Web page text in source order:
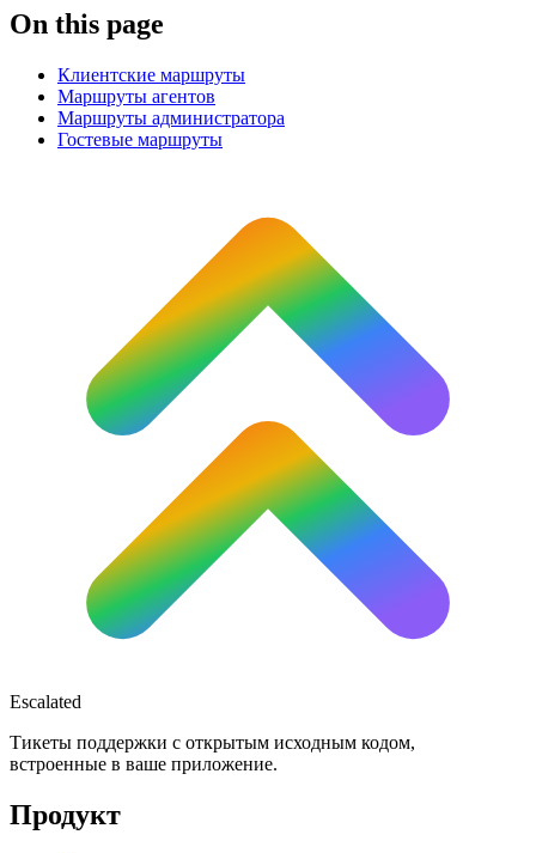
On this page
Клиентские маршруты
Маршруты агентов
Маршруты администратора
Гостевые маршруты
Escalated
Тикеты поддержки с открытым исходным кодом,
встроенные в ваше приложение.
Продукт